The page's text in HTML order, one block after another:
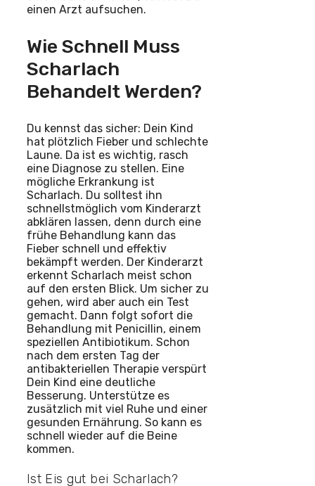
einen Arzt aufsuchen.
Wie Schnell Muss
Scharlach
Behandelt Werden?
Du kennst das sicher: Dein Kind
hat plötzlich Fieber und schlechte
Laune. Da ist es wichtig, rasch
eine Diagnose zu stellen. Eine
mögliche Erkrankung ist
Scharlach. Du solltest ihn
schnellstmöglich vom Kinderarzt
abklären lassen, denn durch eine
frühe Behandlung kann das
Fieber schnell und effektiv
bekämpft werden. Der Kinderarzt
erkennt Scharlach meist schon
auf den ersten Blick. Um sicher zu
gehen, wird aber auch ein Test
gemacht. Dann folgt sofort die
Behandlung mit Penicillin, einem
speziellen Antibiotikum. Schon
nach dem ersten Tag der
antibakteriellen Therapie verspürt
Dein Kind eine deutliche
Besserung. Unterstütze es
zusätzlich mit viel Ruhe und einer
gesunden Ernährung. So kann es
schnell wieder auf die Beine
kommen.
Ist Eis gut bei Scharlach?